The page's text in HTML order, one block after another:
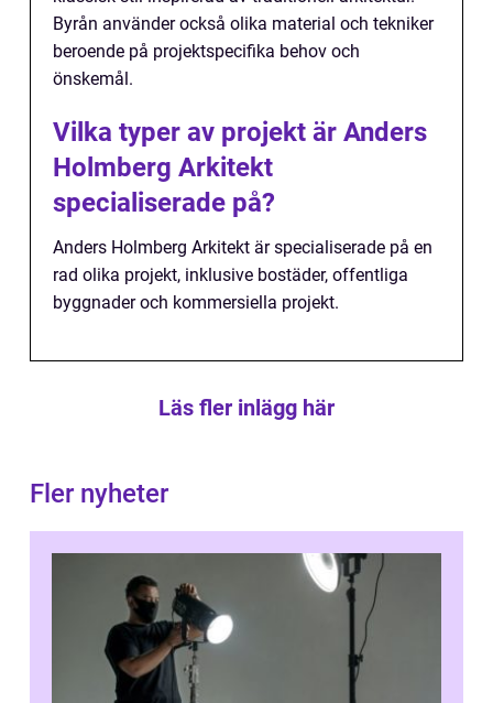
Byrån använder också olika material och tekniker
beroende på projektspecifika behov och
önskemål.
Vilka typer av projekt är Anders
Holmberg Arkitekt
specialiserade på?
Anders Holmberg Arkitekt är specialiserade på en
rad olika projekt, inklusive bostäder, offentliga
byggnader och kommersiella projekt.
Läs fler inlägg här
Fler nyheter